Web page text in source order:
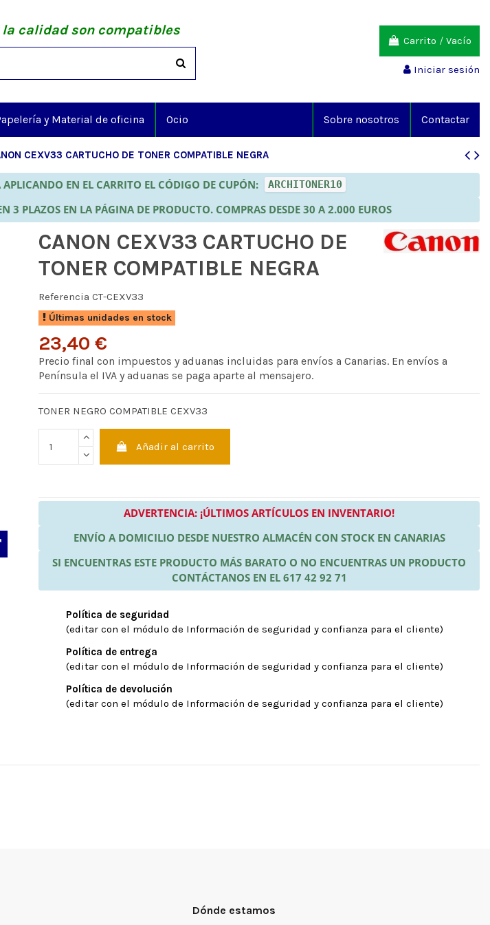
la calidad son compatibles
Carrito / Vacío
Iniciar sesión
y Material de oficina Ocio Contactar
Sobre nosotros
CEXV33 CARTUCHO DE TONER COMPATIBLE NEGRA
EN EL CARRITO EL CÓDIGO DE CUPÓN: ARCHITONER10
3 PLAZOS EN LA PÁGINA DE PRODUCTO. COMPRAS DESDE 30 A 2.000 EUROS
CANON CEXV33 CARTUCHO DE
TONER COMPATIBLE NEGRA
Referencia CT-CEXV33
Últimas unidades en stock
23,40 €
Precio final con impuestos y aduanas incluidas para envíos a Canarias. En envíos a
Península el IVA y aduanas se paga aparte al mensajero.
TONER NEGRO COMPATIBLE CEXV33
Añadir al carrito
ADVERTENCIA: ¡ÚLTIMOS ARTÍCULOS EN INVENTARIO!
ENVÍO A DOMICILIO DESDE NUESTRO ALMACÉN CON STOCK EN CANARIAS
SI ENCUENTRAS ESTE PRODUCTO MÁS BARATO O NO ENCUENTRAS UN PRODUCTO
CONTÁCTANOS EN EL 617 42 92 71
Política de seguridad
(editar con el módulo de Información de seguridad y confianza para el cliente)
Política de entrega
(editar con el módulo de Información de seguridad y confianza para el cliente)
Política de devolución
(editar con el módulo de Información de seguridad y confianza para el cliente)
Dónde estamos